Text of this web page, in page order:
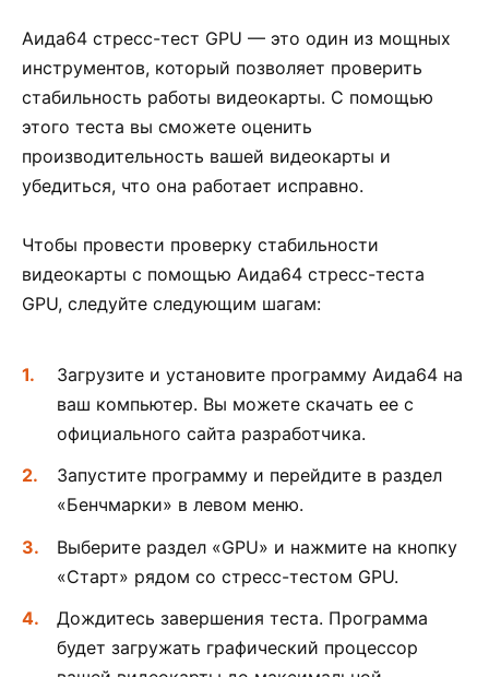
Аида64 стресс-тест GPU — это один из мощных
инструментов, который позволяет проверить
стабильность работы видеокарты. С помощью
этого теста вы сможете оценить
производительность вашей видеокарты и
убедиться, что она работает исправно.
Чтобы провести проверку стабильности
видеокарты с помощью Аида64 стресс-теста
GPU, следуйте следующим шагам:
Загрузите и установите программу Аида64 на
ваш компьютер. Вы можете скачать ее с
официального сайта разработчика.
Запустите программу и перейдите в раздел
«Бенчмарки» в левом меню.
Выберите раздел «GPU» и нажмите на кнопку
«Старт» рядом со стресс-тестом GPU.
Дождитесь завершения теста. Программа
будет загружать графический процессор